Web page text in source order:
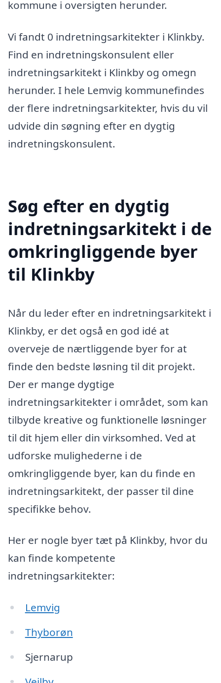
kommune i oversigten herunder.
Vi fandt 0 indretningsarkitekter i Klinkby.
Find en indretningskonsulent eller
indretningsarkitekt i Klinkby og omegn
herunder. I hele Lemvig kommunefindes
der flere indretningsarkitekter, hvis du vil
udvide din søgning efter en dygtig
indretningskonsulent.
Søg efter en dygtig
indretningsarkitekt i de
omkringliggende byer
til Klinkby
Når du leder efter en indretningsarkitekt i
Klinkby, er det også en god idé at
overveje de nærtliggende byer for at
finde den bedste løsning til dit projekt.
Der er mange dygtige
indretningsarkitekter i området, som kan
tilbyde kreative og funktionelle løsninger
til dit hjem eller din virksomhed. Ved at
udforske mulighederne i de
omkringliggende byer, kan du finde en
indretningsarkitekt, der passer til dine
specifikke behov.
Her er nogle byer tæt på Klinkby, hvor du
kan finde kompetente
indretningsarkitekter:
Lemvig
Thyborøn
Sjernarup